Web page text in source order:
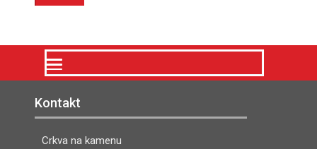
Kontakt
Crkva na kamenu